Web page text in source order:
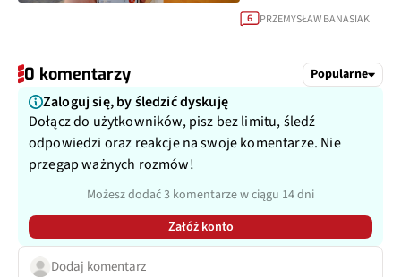
6 PRZEMYSŁAW BANASIAK
0 komentarzy Popularne
Zaloguj się, by śledzić dyskuję
Dołącz do użytkowników, pisz bez limitu, śledź
odpowiedzi oraz reakcje na swoje komentarze. Nie
przegap ważnych rozmów!
Możesz dodać 3 komentarze w ciągu 14 dni
Załóż konto
Dodaj komentarz